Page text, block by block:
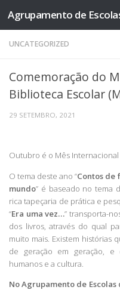
Skip to content
Agrupamento de
UNCATEGORIZED
Comemoração do
Biblioteca Escolar
29 SETEMBRO, 2021
Outubro é o Mês Internacional
O tema deste ano “Contos de
mundo” é baseado no tema
rica tapeçaria de prática e
“Era uma vez…” transporta-
dos livros, através do qual
muito mais. Existem histórias
de geração em geração,
humanos e a cultura.
No Agrupamento de